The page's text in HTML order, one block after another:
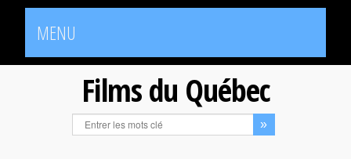
MENU
Films du Québec